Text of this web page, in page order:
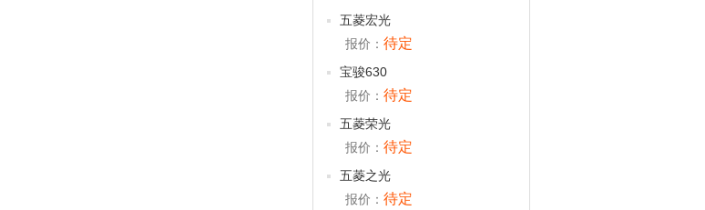
五菱宏光
报价： 待定
宝骏630
报价： 待定
五菱荣光
报价： 待定
五菱之光
报价： 待定